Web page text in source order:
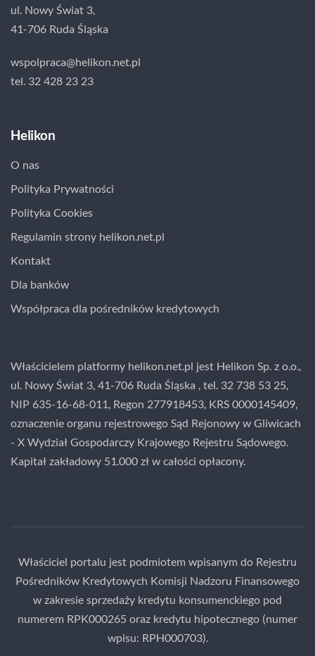
ul. Nowy Świat 3,
41-706 Ruda Śląska
wspolpraca@helikon.net.pl
tel. 32 428 23 23
Helikon
O nas
Polityka Prywatności
Polityka Cookies
Regulamin strony helikon.net.pl
Kontakt
Dla banków
Współpraca dla pośredników kredytowych
Właścicielem platformy helikon.net.pl jest Helikon Sp. z o.o.,
ul. Nowy Świat 3, 41-706 Ruda Śląska , tel. 32 738 53 25,
NIP 635-16-68-011, Regon 277918453, KRS 0000145409,
oznaczenie organu rejestrowego Sąd Rejonowy w Gliwicach
- X Wydział Gospodarczy Krajowego Rejestru Sądowego.
Kapitał zakładowy 51.000 zł w całości opłacony.
Właściciel portalu jest podmiotem wpisanym do Rejestru
Pośredników Kredytowych Komisji Nadzoru Finansowego
w zakresie sprzedaży kredytu konsumenckiego pod
numerem RPK000265 oraz kredytu hipotecznego (numer
wpisu: RPH000703).